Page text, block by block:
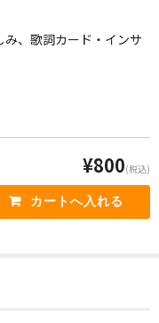
、歌詞カード・インサ
¥800(税込)